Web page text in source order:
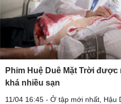
Phim Huệ Duê Mặt Trời
khá nhiều sạn
11/04 16:45 - Ở tập mới nhất, Hậu